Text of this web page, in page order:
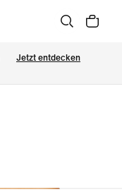
Jetzt entdecken